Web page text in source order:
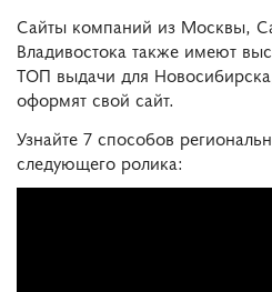
Сайты компаний из Москвы,
Владивостока также имеют
ТОП выдачи для
оформят свой сайт.
Узнайте 7 способов
следующего ролика: